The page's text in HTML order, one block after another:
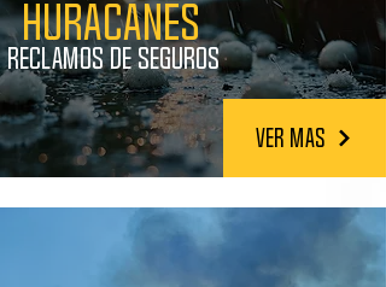
Huracanes
Reclamos de Seguros
Ver Mas